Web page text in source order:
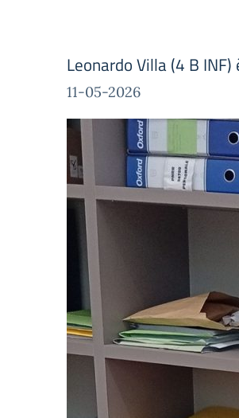
Leonardo Villa (4 B
11-05-2026